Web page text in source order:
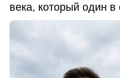
века, который один в